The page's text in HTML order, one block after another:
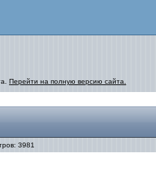
Перейти на полную версию сайта.
3981